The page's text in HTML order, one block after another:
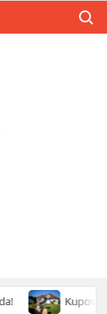
Kupovina